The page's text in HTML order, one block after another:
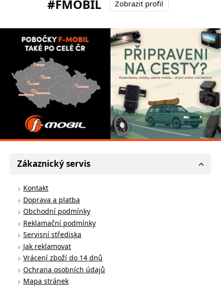
#FMOBIL
Zobrazit profil
Zákaznický servis
Kontakt
Doprava a platba
Obchodní podmínky
Reklamační podmínky
Servisní střediska
Jak reklamovat
Vrácení zboží do 14 dnů
Ochrana osobních údajů
Mapa stránek